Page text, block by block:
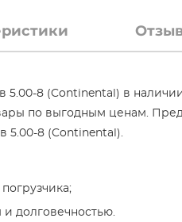
5.00-8 (Continental) в
по выгодным ценам.
5.00-8 (Continental).
долговечностью.